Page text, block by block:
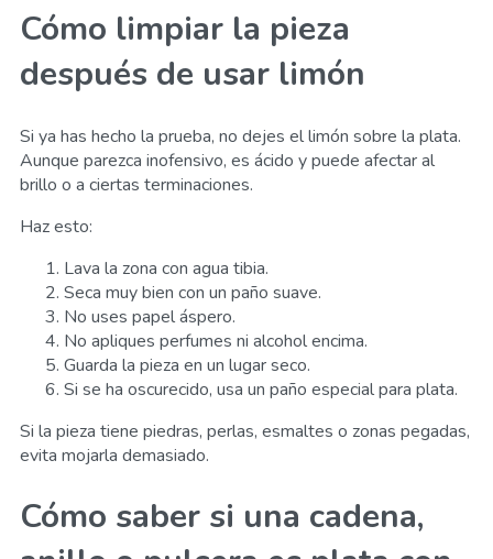
Cómo limpiar la pieza
después de usar limón
Si ya has hecho la prueba, no dejes el limón sobre la plata.
Aunque parezca inofensivo, es ácido y puede afectar al
brillo o a ciertas terminaciones.
Haz esto:
Lava la zona con agua tibia.
Seca muy bien con un paño suave.
No uses papel áspero.
No apliques perfumes ni alcohol encima.
Guarda la pieza en un lugar seco.
Si se ha oscurecido, usa un paño especial para plata.
Si la pieza tiene piedras, perlas, esmaltes o zonas pegadas,
evita mojarla demasiado.
Cómo saber si una cadena,